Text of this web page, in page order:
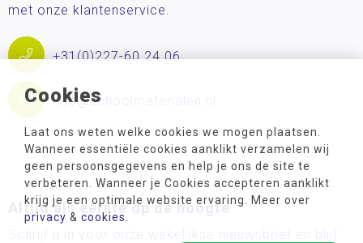
Cookies
Laat ons weten welke cookies we mogen plaatsen.
Wanneer essentiële cookies aanklikt verzamelen wij
geen persoonsgegevens en help je ons de site te
verbeteren. Wanneer je Cookies accepteren aanklikt
krijg je een optimale website ervaring. Meer over
privacy & cookies
met onze klantenservice.
+31(0)227-60 24 06
info@schoolmaterialen.nl
Altijd als eerste op de hoogte